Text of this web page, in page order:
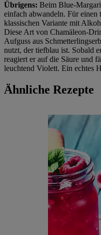
Übrigens: Beim Blue-
einfach abwandeln. Für
klassischen Variante mit
Diese Art von Chamäleon-
Aufguss aus
nutzt, der tiefblau ist. Sobald
reagiert er auf die Säure und
leuchtend Violett. Ein echtes
Ähnliche Rezepte